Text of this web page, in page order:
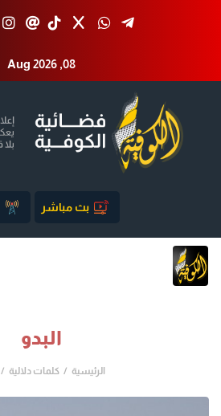
Aug 2026 ,08
بث مباشر
البدو
الرئيسية كلمات دلالية